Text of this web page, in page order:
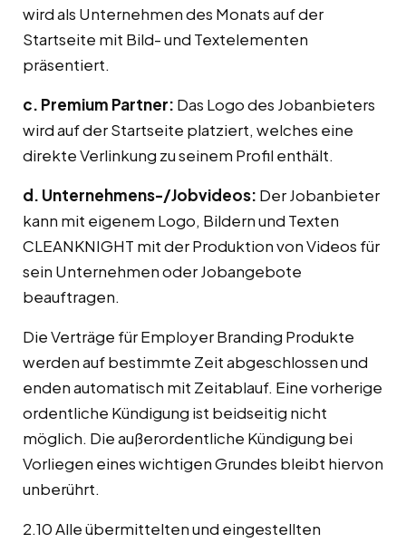
wird als Unternehmen des Monats auf der
Startseite mit Bild- und Textelementen
präsentiert.
c. Premium Partner: Das Logo des Jobanbieters
wird auf der Startseite platziert, welches eine
direkte Verlinkung zu seinem Profil enthält.
d. Unternehmens-/Jobvideos: Der Jobanbieter
kann mit eigenem Logo, Bildern und Texten
CLEANKNIGHT mit der Produktion von Videos für
sein Unternehmen oder Jobangebote
beauftragen.
Die Verträge für Employer Branding Produkte
werden auf bestimmte Zeit abgeschlossen und
enden automatisch mit Zeitablauf. Eine vorherige
ordentliche Kündigung ist beidseitig nicht
möglich. Die außerordentliche Kündigung bei
Vorliegen eines wichtigen Grundes bleibt hiervon
unberührt.
2.10 Alle übermittelten und eingestellten